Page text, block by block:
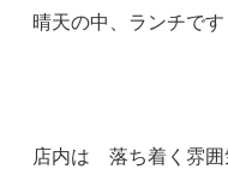
晴天の中、ランチです
店内は 落ち着く雰囲